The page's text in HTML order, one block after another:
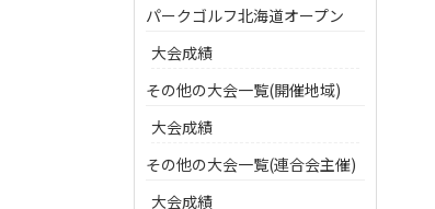
パークゴルフ北海道オープン
大会成績
その他の大会一覧(開催地域)
大会成績
その他の大会一覧(連合会主催)
大会成績